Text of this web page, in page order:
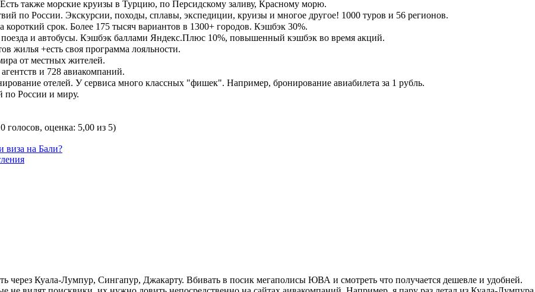
также морские круизы в Турцию, по Персидскому заливу, Красному морю.
по России. Экскурсии, походы, сплавы, экспедиции, круизы и многое другое! 1000 туров и 56 регионов.
срок. Более 175 тысяч вариантов в 1300+ городов. Кэшбэк 30%.
поезда и автобусы. Кэшбэк баллами Яндекс.Плюс 10%, повышенный кэшбэк во время акций.
жилья +есть своя программа лояльности.
от местных жителей.
и 728 авиакомпаний.
отелей. У сервиса много классных "фишек". Например, бронирование авиабилета за 1 рубль.
по России и миру.
голосов, оценка: 5,00 из 5)
виза на Бали?
через Куала-Лумпур, Сингапур, Джакарту. Вбивать в посик мегаполисы ЮВА и смотреть что получается дешевле и удобней.